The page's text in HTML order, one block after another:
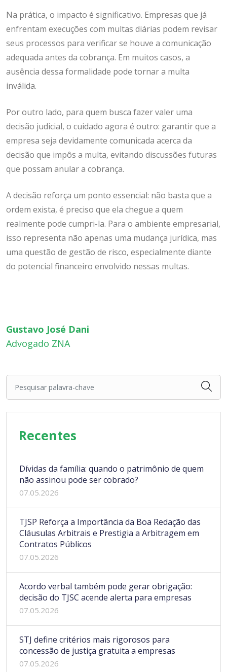
Na prática, o impacto é significativo. Empresas que já
enfrentam execuções com multas diárias podem revisar
seus processos para verificar se houve a comunicação
adequada antes da cobrança. Em muitos casos, a
ausência dessa formalidade pode tornar a multa
inválida.
Por outro lado, para quem busca fazer valer uma
decisão judicial, o cuidado agora é outro: garantir que a
empresa seja devidamente comunicada acerca da
decisão que impôs a multa, evitando discussões futuras
que possam anular a cobrança.
A decisão reforça um ponto essencial: não basta que a
ordem exista, é preciso que ela chegue a quem
realmente pode cumpri-la. Para o ambiente empresarial,
isso representa não apenas uma mudança jurídica, mas
uma questão de gestão de risco, especialmente diante
do potencial financeiro envolvido nessas multas.
Gustavo José Dani
Advogado ZNA
Pesquisar palavra-chave
Recentes
Dívidas da família: quando o patrimônio de quem
não assinou pode ser cobrado?
07.05.2026
TJSP Reforça a Importância da Boa Redação das
Cláusulas Arbitrais e Prestigia a Arbitragem em
Contratos Públicos
07.05.2026
Acordo verbal também pode gerar obrigação:
decisão do TJSC acende alerta para empresas
07.05.2026
STJ define critérios mais rigorosos para
concessão de justiça gratuita a empresas
07.05.2026